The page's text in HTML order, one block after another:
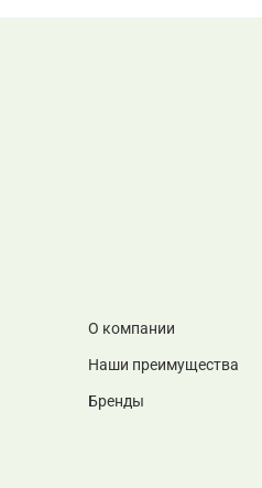
О компании
Наши преимущества
Бренды